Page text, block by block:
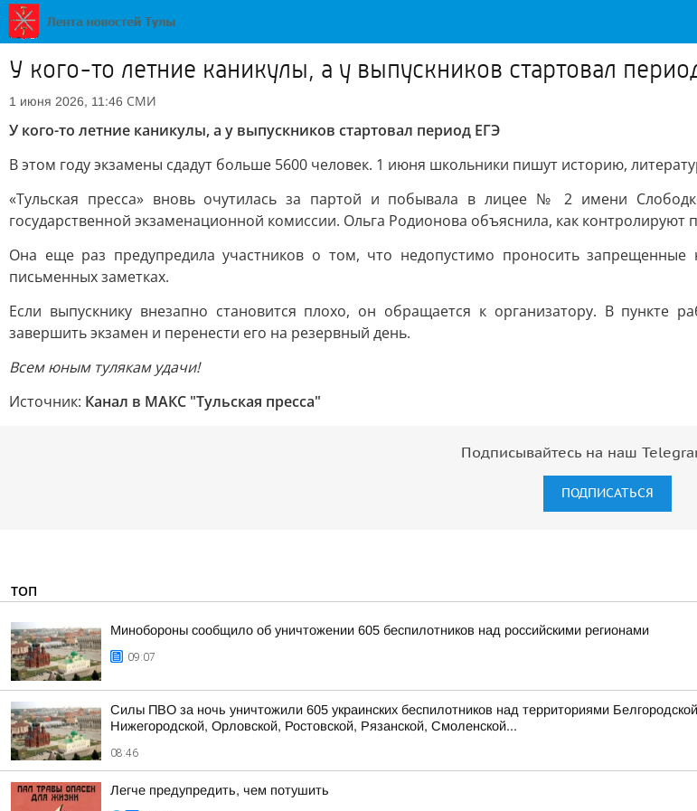
У кого-то летние каникулы, а у выпускников стартовал
1 июня 2026, 11:46 СМИ
У кого-то летние каникулы, а у выпускников стартовал период ЕГЭ
В этом году экзамены сдадут больше 5600 человек. 1 июня школьники пишут историю,
«Тульская пресса» вновь очутилась за партой и побывала в лицее № 2 имени
государственной экзаменационной комиссии. Ольга Родионова объяснила, как контролируют
Она еще раз предупредила участников о том, что недопустимо проносить
письменных заметках.
Если выпускнику внезапно становится плохо, он обращается к организатору. В пункте
завершить экзамен и перенести его на резервный день.
Всем юным тулякам удачи!
Источник: Канал в МАКС "Тульская пресса"
Подписывайтесь на наш
ПОДПИСАТЬСЯ
ТОП
Минобороны сообщило об уничтожении 605 беспилотников над российскими регионами
09:07
Силы ПВО за ночь уничтожили 605 украинских беспилотников над территориями
Нижегородской, Орловской, Ростовской, Рязанской, Смоленской...
08:46
Легче предупредить, чем потушить